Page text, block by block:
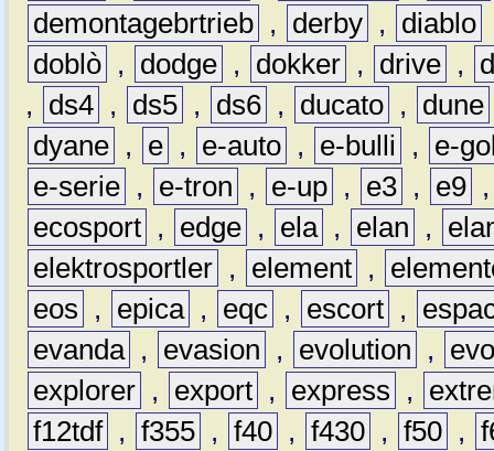
demontagebrtrieb , derby , diablo
doblò , dodge , dokker , drive ,
,
ds4 , ds5 , ds6 , ducato , dune
dyane , e , e-auto , e-bulli ,
e-
e-serie , e-tron , e-up , e3 , e9
ecosport , edge , ela , elan ,
elektrosportler , element ,
eos
, epica , eqc , escort ,
evanda , evasion , evolution ,
explorer , export , express ,
f12tdf , f355 , f40 , f430 , f50 ,